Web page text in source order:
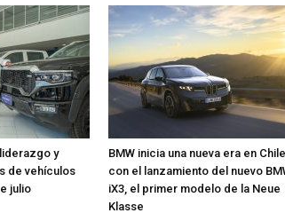
y
de vehículos
julio
BMW inicia una nueva era en Chile
con el lanzamiento del nuevo
iX3, el primer modelo de la Neue
Klasse